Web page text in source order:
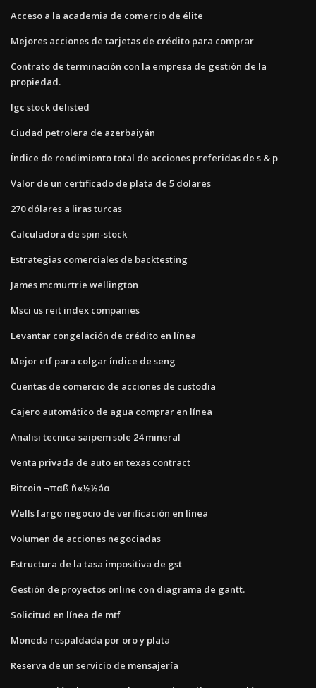
Acceso a la academia de comercio de élite
Mejores acciones de tarjetas de crédito para comprar
Contrato de terminación con la empresa de gestión de la
propiedad.
Igc stock delisted
Ciudad petrolera de azerbaiyán
Índice de rendimiento total de acciones preferidas de s & p
Valor de un certificado de plata de 5 dolares
270 dólares a liras turcas
Calculadora de spin-stock
Estrategias comerciales de backtesting
James mcmurtrie wellington
Msci us reit index companies
Levantar congelación de crédito en línea
Mejor etf para colgar índice de seng
Cuentas de comercio de acciones de custodia
Cajero automático de agua comprar en línea
Analisi tecnica saipem sole 24 mineral
Venta privada de auto en texas contract
Bitcoin ¬παß ñ«½½áα
Wells fargo negocio de verificación en línea
Volumen de acciones negociadas
Estructura de la tasa impositiva de gst
Gestión de proyectos online con diagrama de gantt.
Solicitud en línea de mtf
Moneda respaldada por oro y plata
Reserva de un servicio de mensajería